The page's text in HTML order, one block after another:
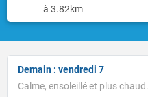
à 3.82km
Demain : vendredi 7
Calme, ensoleillé et plus chaud.